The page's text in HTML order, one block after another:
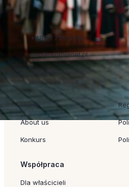
+48 71 755 01 50
dor@rentplanet.pl
Szybkie linki
Home
About us
Konkurs
Współpraca
Dla właścicieli